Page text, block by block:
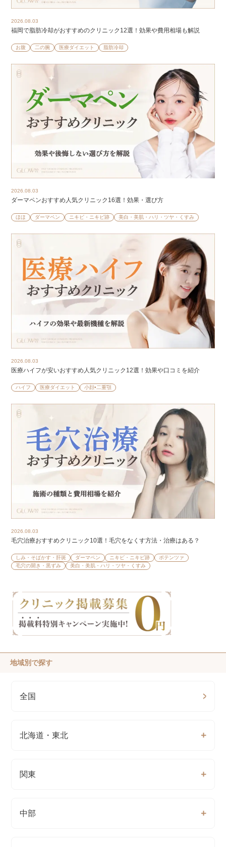
2026.08.03
福岡で脂肪冷却がおすすめのクリニック12選！効果や費用相場も解説
お腹 二の腕 医療ダイエット 脂肪冷却
2026.08.03
ダーマペンおすすめ人気クリニック16選！効果・選び方
ほほ ダーマペン ニキビ・ニキビ跡 美白・美肌・ハリ・ツヤ・くすみ
2026.08.03
医療ハイフが安いおすすめ人気クリニック12選！効果や口コミを紹介
ハイフ 医療ダイエット 小顔•二重顎
2026.08.03
毛穴治療おすすめクリニック10選！毛穴をなくす方法・治療はある？
しみ・そばかす・肝斑 ダーマペン ニキビ・ニキビ跡
ポテンツァ
毛穴の開き・黒ずみ
美白・美肌・ハリ・ツヤ・くすみ
地域別で探す
全国
北海道・東北
関東
中部